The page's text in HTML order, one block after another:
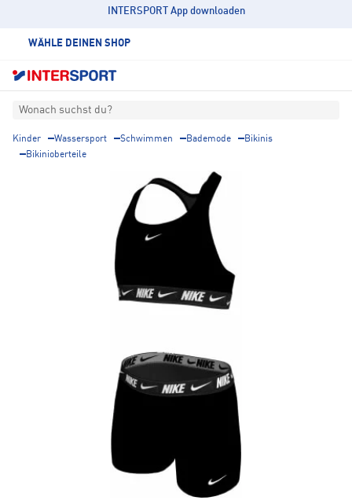
INTERSPORT App downloaden
WÄHLE DEINEN SHOP
Wonach suchst du?
Kinder Wassersport Schwimmen Bademode
Bikinis
Bikinioberteile